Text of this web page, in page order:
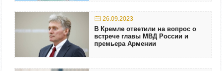
26.09.2023
В Кремле ответили на вопрос о
встрече главы МВД России и
премьера Армении